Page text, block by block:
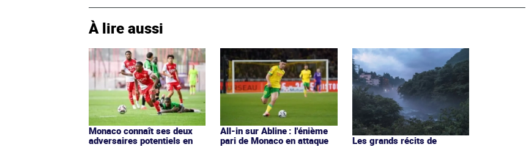
À lire aussi
Monaco connaît ses deux
adversaires potentiels en
All-in sur Abline : l'énième
pari de Monaco en attaque
Les grands récits de